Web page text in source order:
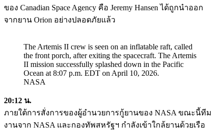
ของ Canadian Space Agency คือ Jeremy Hansen ได้ถูกนำออก
จากยาน Orion อย่างปลอดภัยแล้ว
The Artemis II crew is seen on an inflatable raft, called
the front porch, after exiting the spacecraft. The Artemis
II mission successfully splashed down in the Pacific
Ocean at 8:07 p.m. EDT on April 10, 2026.
NASA
20:12 น.
ภายใต้การสั่งการของผู้อำนวยการกู้ยานของ NASA ขณะนี้ทีม
งานจาก NASA และกองทัพสหรัฐฯ กำลังเข้าใกล้ยานด้วยเรือ